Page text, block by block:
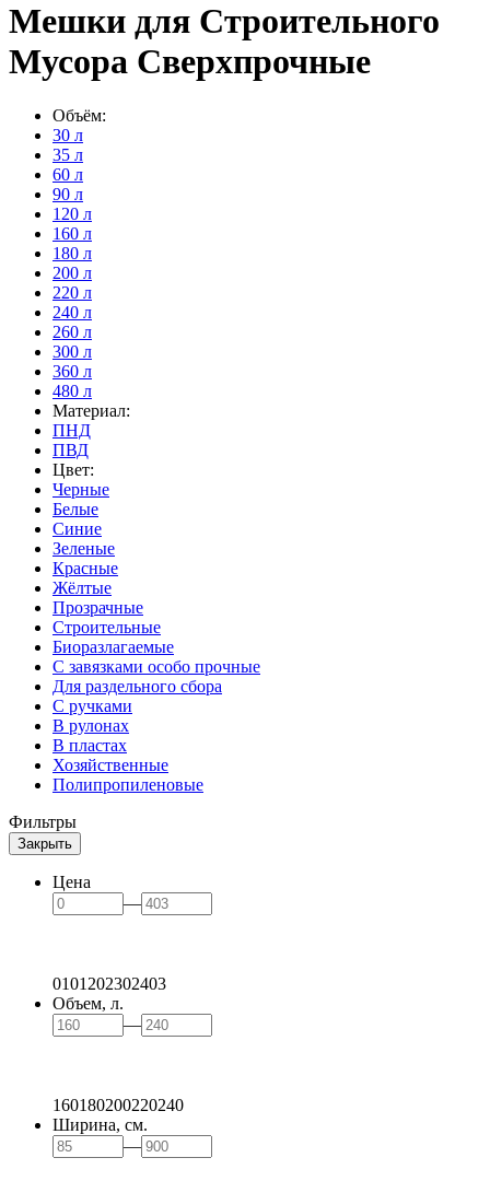
Мешки для Строительного
Мусора Сверхпрочные
Объём:
30 л
35 л
60 л
90 л
120 л
160 л
180 л
200 л
220 л
240 л
260 л
300 л
360 л
480 л
Материал:
ПНД
ПВД
Цвет:
Черные
Белые
Синие
Зеленые
Красные
Жёлтые
Прозрачные
Строительные
Биоразлагаемые
С завязками особо прочные
Для раздельного сбора
С ручками
В рулонах
В пластах
Хозяйственные
Полипропиленовые
Фильтры
Закрыть
Цена
—
0101 202302403
Объем, л.
—
160180200220240
Ширина, см.
—